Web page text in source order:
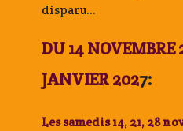
disparu…
DU 14 NOVEMBRE
JANVIER 2027:
Les samedis 14, 21, 28